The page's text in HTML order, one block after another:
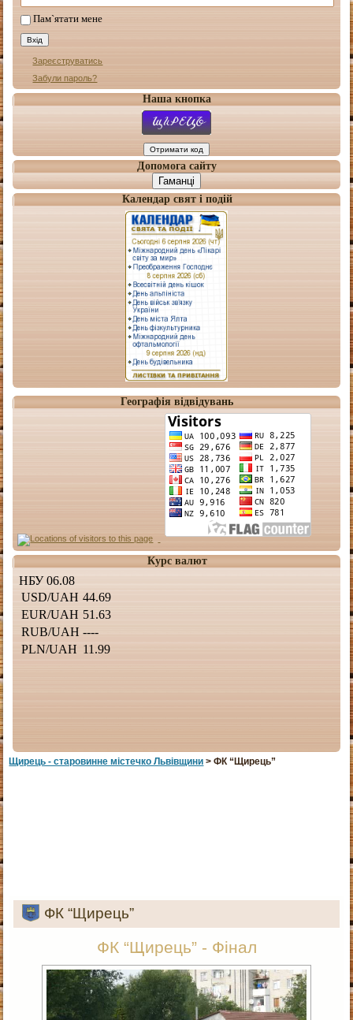
Пам`ятати мене
Зареєструватись
Забули пароль?
Наша кнопка
Допомога сайту
Гаманці
Календар свят і подій
Географія відвідувань
Курс валют
Щирець - старовинне мiстечко Львiвщини > ФК “Щирець”
ФК “Щирець”
ФК “Щирець” - Фінал